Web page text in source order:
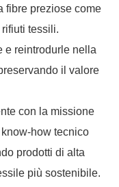
fibre preziose come
tessili.
e reintrodurle nella
il valore
con la missione
how tecnico
prodotti di alta
più sostenibile.